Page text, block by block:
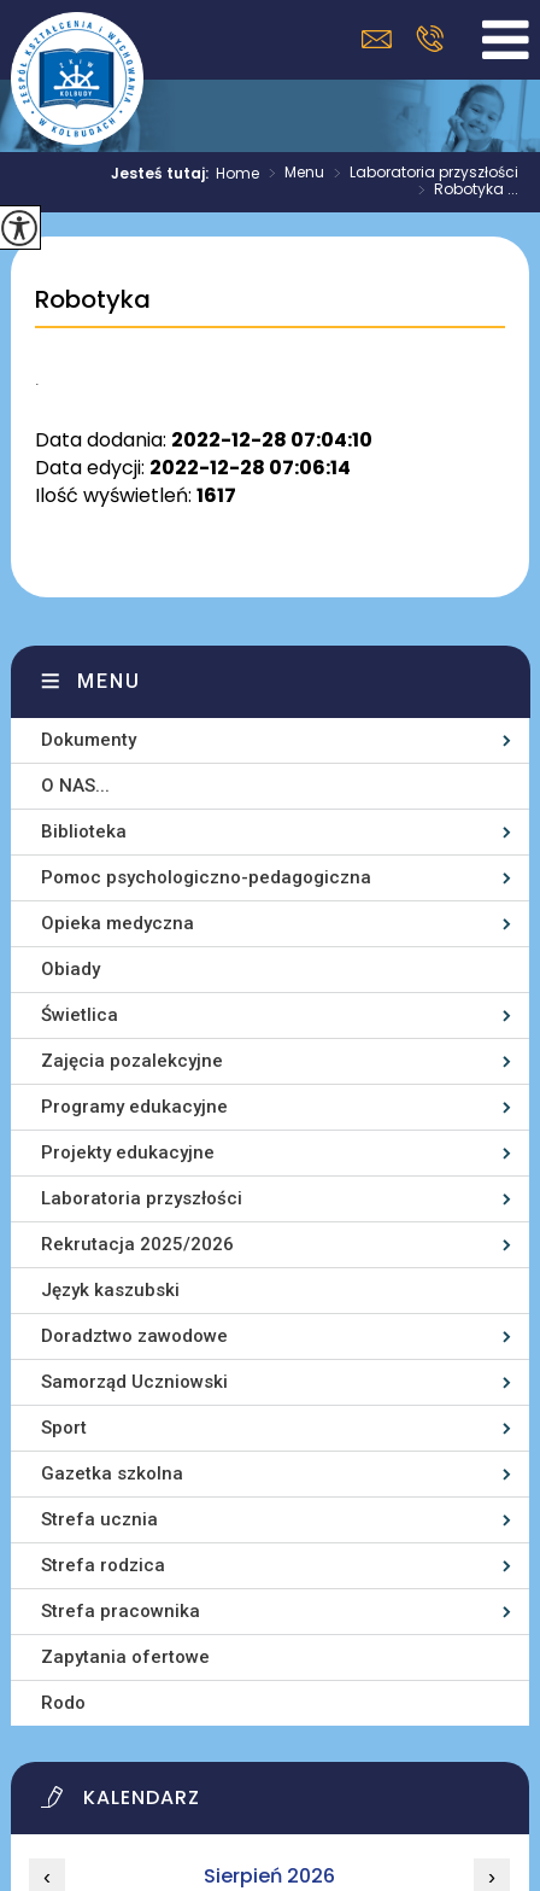
Jesteś tutaj:Home > Menu > Laboratoria przyszłości
> Robotyka ...
Robotyka
.
Data dodania: 2022-12-28 07:04:10
Data edycji: 2022-12-28 07:06:14
Ilość wyświetleń: 1617
MENU
Dokumenty
O NAS...
Biblioteka
Pomoc psychologiczno-pedagogiczna
Opieka medyczna
Obiady
Świetlica
Zajęcia pozalekcyjne
Programy edukacyjne
Projekty edukacyjne
Laboratoria przyszłości
Rekrutacja 2025/2026
Język kaszubski
Doradztwo zawodowe
Samorząd Uczniowski
Sport
Gazetka szkolna
Strefa ucznia
Strefa rodzica
Strefa pracownika
Zapytania ofertowe
Rodo
KALENDARZ
‹ Sierpień 2026 ›